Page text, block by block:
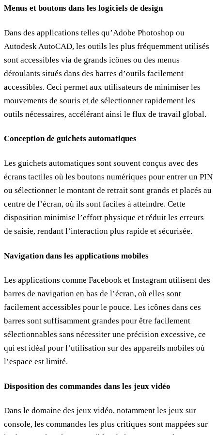
Menus et boutons dans les logiciels de design
Dans des applications telles qu’Adobe Photoshop ou
Autodesk AutoCAD, les outils les plus fréquemment utilisés
sont accessibles via de grands icônes ou des menus
déroulants situés dans des barres d’outils facilement
accessibles. Ceci permet aux utilisateurs de minimiser les
mouvements de souris et de sélectionner rapidement les
outils nécessaires, accélérant ainsi le flux de travail global.
Conception de guichets automatiques
Les guichets automatiques sont souvent conçus avec des
écrans tactiles où les boutons numériques pour entrer un PIN
ou sélectionner le montant de retrait sont grands et placés au
centre de l’écran, où ils sont faciles à atteindre. Cette
disposition minimise l’effort physique et réduit les erreurs
de saisie, rendant l’interaction plus rapide et sécurisée.
Navigation dans les applications mobiles
Les applications comme Facebook et Instagram utilisent des
barres de navigation en bas de l’écran, où elles sont
facilement accessibles pour le pouce. Les icônes dans ces
barres sont suffisamment grandes pour être facilement
sélectionnables sans nécessiter une précision excessive, ce
qui est idéal pour l’utilisation sur des appareils mobiles où
l’espace est limité.
Disposition des commandes dans les jeux vidéo
Dans le domaine des jeux vidéo, notamment les jeux sur
console, les commandes les plus critiques sont mappées sur